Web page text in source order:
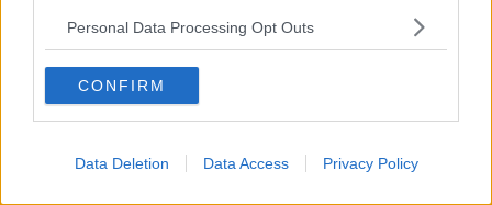
Personal Data Processing Opt Outs
CONFIRM
Data Deletion Data Access Privacy Policy
di Casentino Senza Frontiere, per la sensibilità e la concretezza
dimostrate. Ho scelto di leggere questa opportunità come un dono
di Natale ai bambini, ai ragazzi e alle loro famiglie, che meritano
un’attenzione in più, perché lo sport è di tutti e per tutti”.